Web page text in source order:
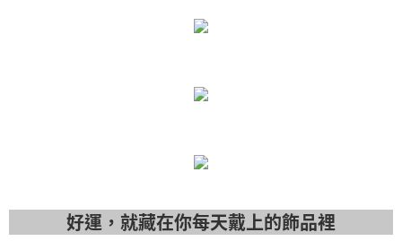
好運，就藏在你每天戴上的飾品裡